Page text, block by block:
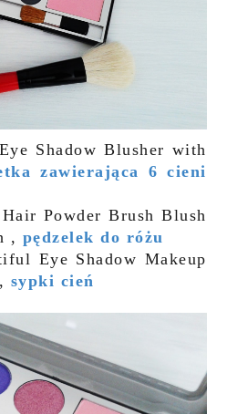
Shadow Blusher with
zawierająca 6 cieni
Powder Brush Blush
, pędzelek do różu
Eye Shadow Makeup
sypki cień